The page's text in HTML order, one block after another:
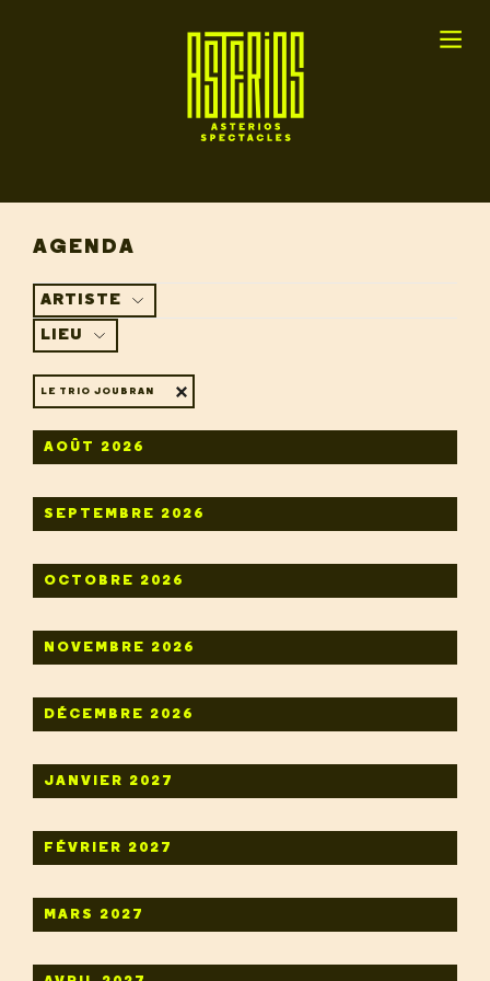
AGENDA
ARTISTE
LIEU
LE TRIO JOUBRAN
AOÛT 2026
SEPTEMBRE 2026
OCTOBRE 2026
NOVEMBRE 2026
DÉCEMBRE 2026
JANVIER 2027
FÉVRIER 2027
MARS 2027